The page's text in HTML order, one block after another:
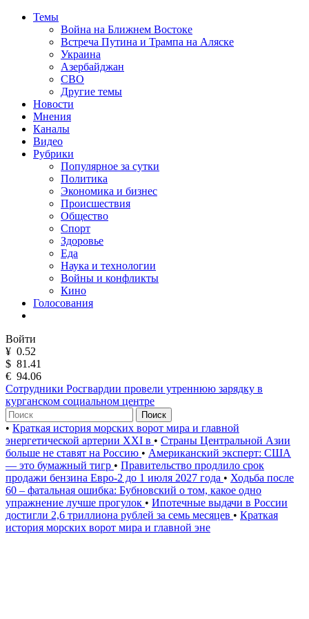
Темы
Война на Ближнем Востоке
Встреча Путина и Трампа на Аляске
Украина
Азербайджан
СВО
Другие темы
Новости
Мнения
Каналы
Видео
Рубрики
Популярное за сутки
Политика
Экономика и бизнес
Происшествия
Общество
Спорт
Здоровье
Еда
Наука и технологии
Войны и конфликты
Кино
Голосования
Войти
¥ 0.52
$ 81.41
€ 94.06
Сотрудники Росгвардии провели утреннюю зарядку в
курганском социальном центре
Поиск
• Краткая история морских ворот мира и главной
энергетической артерии XXI в • Страны Центральной Азии
больше не ставят на Россию • Американский эксперт: США
— это бумажный тигр • Правительство продлило срок
продажи бензина Евро-2 до 1 июля 2027 года • Ходьба после
60 – фатальная ошибка: Бубновский о том, какое одно
упражнение лучше прогулок • Ипотечные выдачи в России
достигли 2,6 триллиона рублей за семь месяцев • Краткая
история морских ворот мира и главной эне